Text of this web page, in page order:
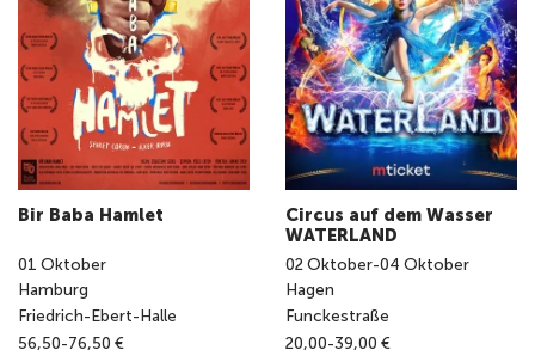
Bir Baba Hamlet
01 Oktober
Hamburg
Friedrich-Ebert-Halle
56,50-76,50 €
Circus auf dem Wasser
WATERLAND
02Oktober-04 Oktober
Hagen
Funckestraße
20,00-39,00 €